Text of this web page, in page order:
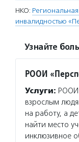
НКО:
инвалидностью
Узнайте
РООИ
Услуги: РООИ
взрослым
на работу, а
найти место
инклюзивное